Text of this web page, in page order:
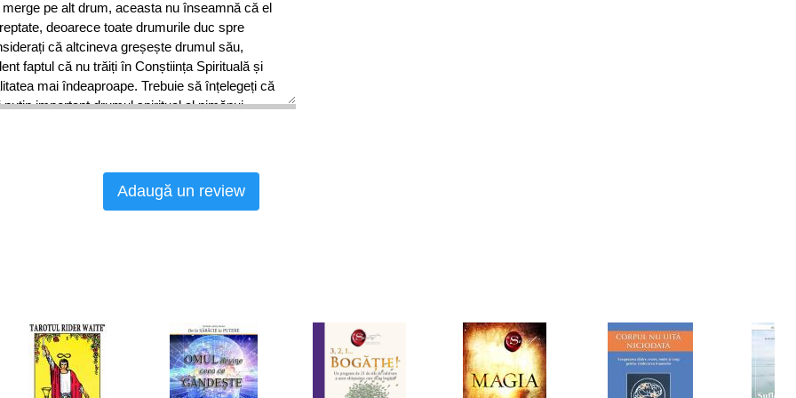
pe alt drum, aceasta nu înseamnă că el
deoarece toate drumurile duc spre
că altcineva greșește drumul său,
faptul că nu trăiți în Conștiința Spirituală și
mai îndeaproape. Trebuie să înțelegeți că
important drumul spiritual al nimănui.
dacă este vorba de un om faimos, de un
și toate drumurile spirituale sunt la fel în ochii
judecați pe nimeni, deoarece toți suntem Fii
Adaugă un review